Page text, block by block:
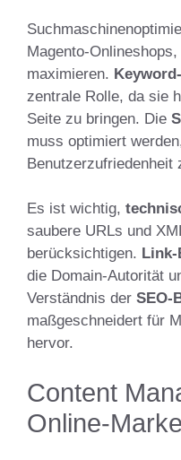
Magento-
maximieren.
zentrale Rolle, da sie
Seite zu bringen. Die
muss optimiert
Benutzerzufriedenheit
Es ist wichtig,
saubere URLs und
berücksichtigen.
die Domain-Autorität
Verständnis der SEO-
maßgeschneidert für
hervor.
Content
Online-